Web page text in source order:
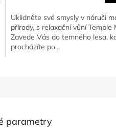
Uklidněte své smysly v náruči
přírody, s relaxační vůní Temple
Zavede Vás do temného lesa,
procházíte po...
parametry